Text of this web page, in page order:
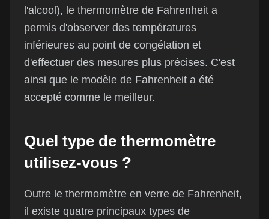
l'alcool), le thermomètre de Fahrenheit a
permis d'observer des températures
inférieures au point de congélation et
d'effectuer des mesures plus précises. C'est
ainsi que le modèle de Fahrenheit a été
accepté comme le meilleur.
Quel type de thermomètre
utilisez-vous ?
Outre le thermomètre en verre de Fahrenheit,
il existe quatre principaux types de